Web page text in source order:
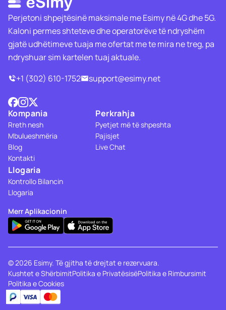
Perjetoni shpejtësinë maksimale me Esimy në 4G dhe 5G.
Kaloni permes shteteve dhe operatorëve të ndryshëm
gjatë udhëtimeve tuaja me ofertat me te mira ne treg, pa
ndryshuar sim kartelen tuaj aktuale.
+1 (302) 610-1752
support@esimy.net
Kompania
Rreth nesh
Mbulueshmëria
Blog
Kontakti
Perkrahja
Pyetjet më të shpeshta
Pajisjet
Live Chat
Llogaria
Kontrollo Bilancin
Llogaria
Merr Aplikacionin
© 2026 Esimy. Të gjitha të drejtat e rezervuara.
Kushtet e ShërbimitPolitika e PrivatësisëPolitika e Rimbursimit
Politika e Cookies